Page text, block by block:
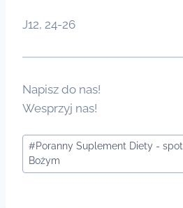
J12, 24-26
Napisz do nas!
Wesprzyj nas!
Tagi
wpisu:
#Poranny Suplement Diety -
Bożym